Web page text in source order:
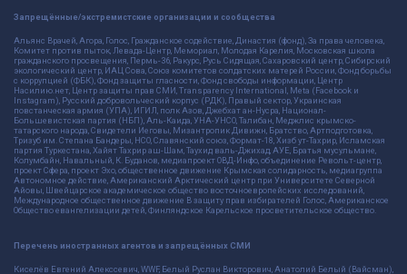
Запрещённые/экстремистские организации и сообщества
Альянс Врачей, Агора, Голос, Гражданское содействие, Династия (фонд), За права человека,
Комитет против пыток, Левада-Центр, Мемориал, Молодая Карелия, Московская школа
гражданского просвещения, Пермь-36, Ракурс, Русь Сидящая, Сахаровский центр, Сибирский
экологический центр, ИАЦ Сова, Союз комитетов солдатских матерей России, Фонд борьбы
с коррупцией (ФБК), Фонд защиты гласности, Фонд свободы информации, Центр
Насилию.нет, Центр защиты прав СМИ, Transparency International, Meta (Facebook и
Instagram), Русский добровольческий корпус (РДК), Правый сектор, Украинская
повстанческая армия (УПА), ИГИЛ, полк Азов, Джебхат ан-Нусра, Национал-
Большевистская партия (НБП), Аль-Каида, УНА-УНСО, Талибан, Меджлис крымско-
татарского народа, Свидетели Иеговы, Мизантропик Дивижн, Братство, Артподготовка,
Тризуб им. Степана Бандеры, НСО, Славянский союз, Формат-18, Хизб ут-Тахрир, Исламская
партия Туркестана, Хайят Тахрир аш-Шам, Таухид валь-Джихад, АУЕ, Братья мусульмане,
Колумбайн, Навальный, К. Буданов, медиапроект ОВД-Инфо, объединение Револьт-центр,
проект Сфера, проект Эхо, общественное движение Крымская солидарность, медиагруппа
Автономное действие, Американский Арктический центр при Университете Северной
Айовы, Швейцарское академическое общество восточноевропейских исследований,
Международное общественное движение В защиту прав избирателей Голос, Американское
Общество евангелизации детей, Финляндское Карельское просветительское общество.
Перечень иностранных агентов и запрещённых СМИ
Киселёв Евгений Алекссевич, WWF, Белый Руслан Викторович, Анатолий Белый (Вайсман),